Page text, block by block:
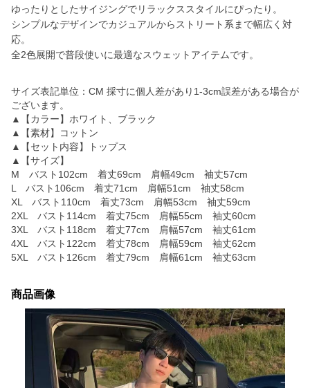
ゆったりとしたサイジングでリラックススタイルにぴったり。
シンプルなデザインでカジュアルからストリート系まで幅広く対
応。
全2色展開で普段使いに最適なスウェットアイテムです。
サイズ表記単位：CM 採寸に個人差があり1-3cm誤差がある場合が
ございます。
▲【カラー】ホワイト、ブラック
▲【素材】コットン
▲【セット内容】トップス
▲【サイズ】
M バスト102cm 着丈69cm 肩幅49cm 袖丈57cm
L バスト106cm 着丈71cm 肩幅51cm 袖丈58cm
XL バスト110cm 着丈73cm 肩幅53cm 袖丈59cm
2XL バスト114cm 着丈75cm 肩幅55cm 袖丈60cm
3XL バスト118cm 着丈77cm 肩幅57cm 袖丈61cm
4XL バスト122cm 着丈78cm 肩幅59cm 袖丈62cm
5XL バスト126cm 着丈79cm 肩幅61cm 袖丈63cm
商品画像